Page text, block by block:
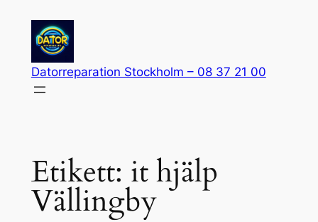
innehåll
Datorreparation Stockholm – 08 37 21 00
Etikett: it hjälp
Vällingby